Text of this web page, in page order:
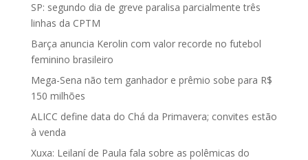
SP: segundo dia de greve paralisa parcialmente três
linhas da CPTM
Barça anuncia Kerolin com valor recorde no futebol
feminino brasileiro
Mega-Sena não tem ganhador e prêmio sobe para R$
150 milhões
ALICC define data do Chá da Primavera; convites estão
à venda
Xuxa: Leilaní de Paula fala sobre as polêmicas do